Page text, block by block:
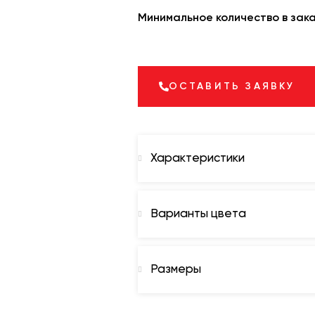
Минимальное количество в
ОСТАВИТЬ ЗАЯВКУ
Характеристики
Варианты цвета
Размеры